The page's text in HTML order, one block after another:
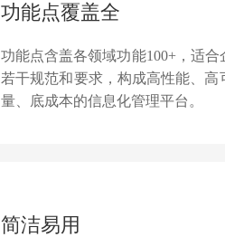
功能点覆盖全
功能点含盖各领域功能100+，适合
若干规范和要求，构成高性能、高
量、底成本的信息化管理平台。
简洁易用